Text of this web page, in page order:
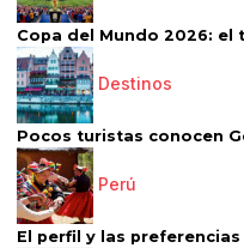
Copa del Mundo 2026: el
Destinos
Pocos turistas conocen
Perú
El perfil y las